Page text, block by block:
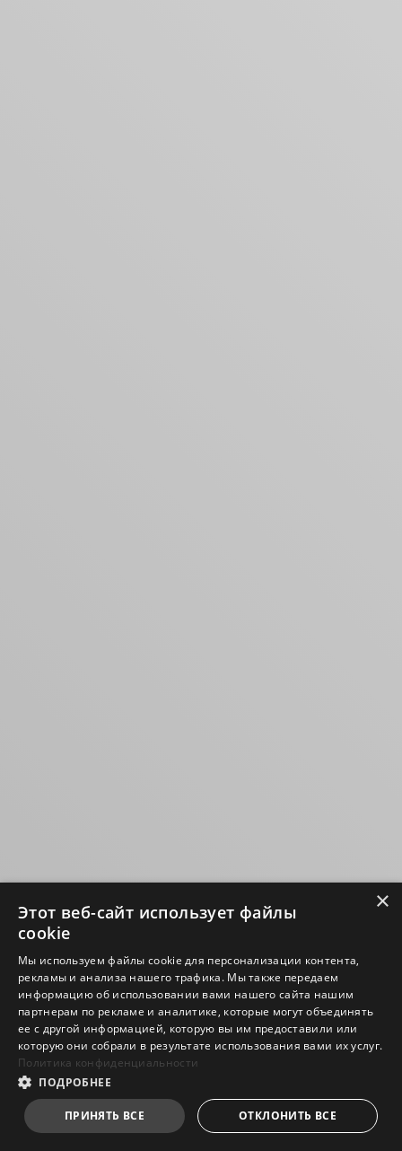
×
Этот веб-сайт использует файлы
cookie
Мы используем файлы cookie для персонализации контента,
рекламы и анализа нашего трафика. Мы также передаем
информацию об использовании вами нашего сайта нашим
партнерам по рекламе и аналитике, которые могут объединять
ее с другой информацией, которую вы им предоставили или
которую они собрали в результате использования вами их услуг.
Политика конфиденциальности
ПОДРОБНЕЕ
ПРИНЯТЬ ВСЕ ОТКЛОНИТЬ ВСЕ